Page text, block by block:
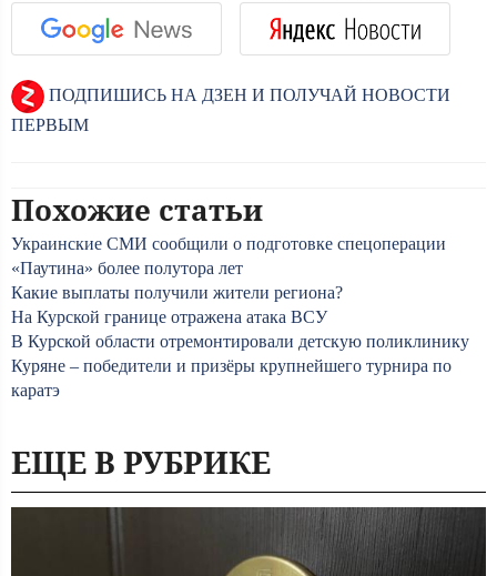
ПОДПИШИСЬ НА ДЗЕН И ПОЛУЧАЙ НОВОСТИ
ПЕРВЫМ
Похожие статьи
Украинские СМИ сообщили о подготовке спецоперации
«Паутина» более полутора лет
Какие выплаты получили жители региона?
На Курской границе отражена атака ВСУ
В Курской области отремонтировали детскую поликлинику
Куряне – победители и призёры крупнейшего турнира по
каратэ
ЕЩЕ В РУБРИКЕ